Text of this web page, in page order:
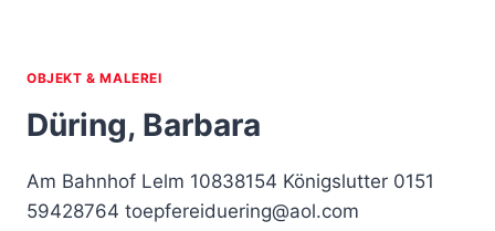
OBJEKT & MALEREI
Düring, Barbara
Am Bahnhof Lelm 10838154 Königslutter 0151
59428764 toepfereiduering@aol.com